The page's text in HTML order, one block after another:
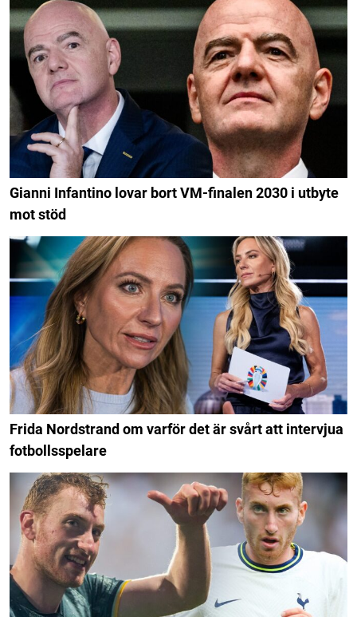
Gianni Infantino lovar bort VM-finalen 2030 i utbyte
mot stöd
Frida Nordstrand om varför det är svårt att intervjua
fotbollsspelare